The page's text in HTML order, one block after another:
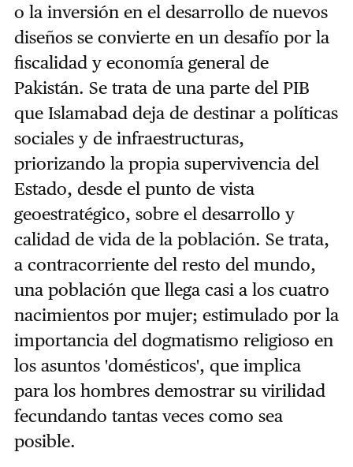
o la inversión en el desarrollo de nuevos
diseños se convierte en un desafío por la
fiscalidad y economía general de
Pakistán. Se trata de una parte del PIB
que Islamabad deja de destinar a políticas
sociales y de infraestructuras,
priorizando la propia supervivencia del
Estado, desde el punto de vista
geoestratégico, sobre el desarrollo y
calidad de vida de la población. Se trata,
a contracorriente del resto del mundo,
una población que llega casi a los cuatro
nacimientos por mujer; estimulado por la
importancia del dogmatismo religioso en
los asuntos 'domésticos', que implica
para los hombres demostrar su virilidad
fecundando tantas veces como sea
posible.